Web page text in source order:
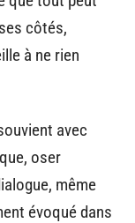
côtés,
à ne rien
avec
oser
même
évoqué dans